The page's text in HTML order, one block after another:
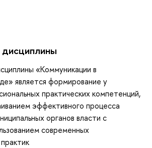
«Коммуникации в
является формирование у
практических компетенций,
эффективного процесса
органов власти с
современных